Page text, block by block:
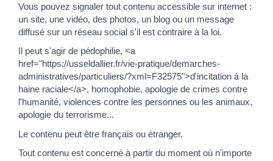
Vous pouvez signaler tout contenu accessible sur internet :
un site, une vidéo, des photos, un blog ou un message
diffusé sur un réseau social s'il est contraire à la loi.
Il peut s'agir de pédophilie, <a
href="https://usseldallier.fr/vie-pratique/demarches-
administratives/particuliers/?xml=F32575">d'incitation à la
haine raciale</a>, homophobie, apologie de crimes contre
l'humanité, violences contre les personnes ou les animaux,
apologie du terrorisme...
Le contenu peut être français ou étranger.
Tout contenu est concerné à partir du moment où n'importe